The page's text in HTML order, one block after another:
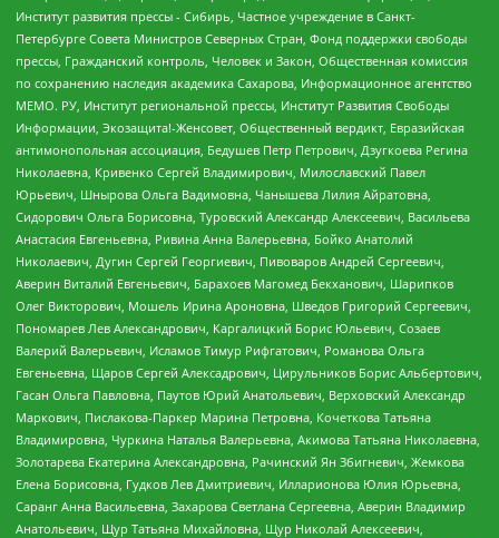
Институт развития прессы - Сибирь, Частное учреждение в Санкт-
Петербурге Совета Министров Северных Стран, Фонд поддержки свободы
прессы, Гражданский контроль, Человек и Закон, Общественная комиссия
по сохранению наследия академика Сахарова, Информационное агентство
МЕМО. РУ, Институт региональной прессы, Институт Развития Свободы
Информации, Экозащита!-Женсовет, Общественный вердикт, Евразийская
антимонопольная ассоциация, Бедушев Петр Петрович, Дзугкоева Регина
Николаевна, Кривенко Сергей Владимирович, Милославский Павел
Юрьевич, Шнырова Ольга Вадимовна, Чанышева Лилия Айратовна,
Сидорович Ольга Борисовна, Туровский Александр Алексеевич, Васильева
Анастасия Евгеньевна, Ривина Анна Валерьевна, Бойко Анатолий
Николаевич, Дугин Сергей Георгиевич, Пивоваров Андрей Сергеевич,
Аверин Виталий Евгеньевич, Барахоев Магомед Бекханович, Шарипков
Олег Викторович, Мошель Ирина Ароновна, Шведов Григорий Сергеевич,
Пономарев Лев Александрович, Каргалицкий Борис Юльевич, Созаев
Валерий Валерьевич, Исламов Тимур Рифгатович, Романова Ольга
Евгеньевна, Щаров Сергей Алексадрович, Цирульников Борис Альбертович,
Гасан Ольга Павловна, Паутов Юрий Анатольевич, Верховский Александр
Маркович, Пислакова-Паркер Марина Петровна, Кочеткова Татьяна
Владимировна, Чуркина Наталья Валерьевна, Акимова Татьяна Николаевна,
Золотарева Екатерина Александровна, Рачинский Ян Збигневич, Жемкова
Елена Борисовна, Гудков Лев Дмитриевич, Илларионова Юлия Юрьевна,
Саранг Анна Васильевна, Захарова Светлана Сергеевна, Аверин Владимир
Анатольевич, Щур Татьяна Михайловна, Щур Николай Алексеевич,